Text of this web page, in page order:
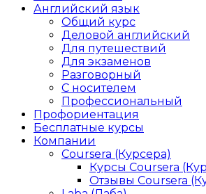
Английский язык
Общий курс
Деловой английский
Для путешествий
Для экзаменов
Разговорный
С носителем
Профессиональный
Профориентация
Бесплатные курсы
Компании
Coursera (Курсера)
Курсы Coursera
Отзывы Coursera